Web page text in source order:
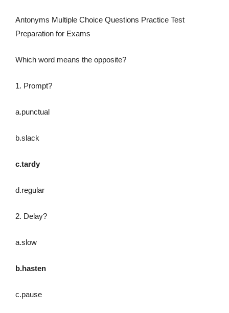
Antonyms Multiple Choice Questions Practice Test
Preparation for Exams
Which word means the opposite?
1. Prompt?
a.punctual
b.slack
c.tardy
d.regular
2. Delay?
a.slow
b.hasten
c.pause